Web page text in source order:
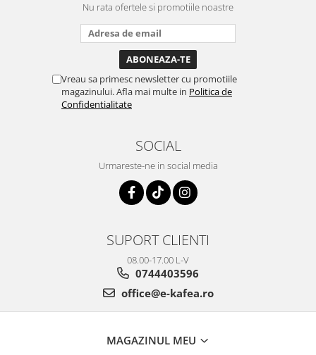
Nu rata ofertele si promotiile noastre
Vreau sa primesc newsletter cu promotiile
magazinului. Afla mai multe in Politica de
Confidentialitate
SOCIAL
Urmareste-ne in social media
SUPORT CLIENTI
08.00-17.00 L-V
0744403596
office@e-kafea.ro
MAGAZINUL MEU